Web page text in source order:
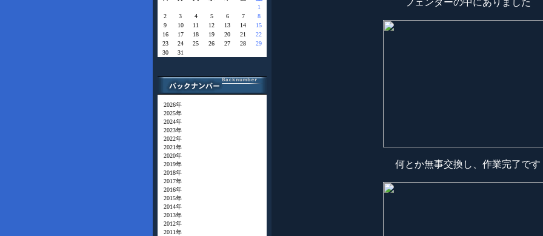
1
2
3 4 5 6 7
8
9
10 11 12 13 14
15
16
17 18 19 20 21
22
23
24 25 26 27 28
29
30
31
2026年
2025年
2024年
2023年
2022年
2021年
2020年
2019年
2018年
2017年
2016年
2015年
2014年
2013年
2012年
2011年
何とか無事交換し、作業完了です